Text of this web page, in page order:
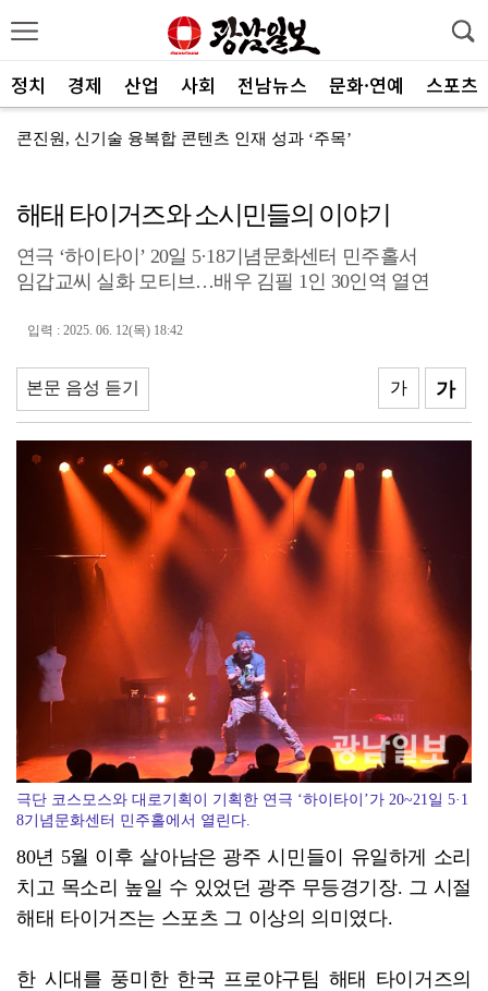
정치 경제 산업 사회 전남뉴스 문화·연예 스포츠
콘진원, 신기술 융복합 콘텐츠 인재 성과 ‘주목’
[속보]"2028년 중순까지 광주군공항 기능 타기지로 ...
광양제철소, 독거노인 지원금 4000만원 전달
여수세계섬박람회 성공 향해 자원봉사자 나선다
전남광주 관광 매력 사진에 담는다
전남광주특별시, 체류형 산림관광 키운다
중기부, 지방소멸 대응 유공자 찾는다
광산구자원봉사센터, 폭염 대응 통합자원지원단 활동
해태 타이거즈와 소시민들의 이야기
연극 ‘하이타이’ 20일 5·18기념문화센터 민주홀서
임갑교씨 실화 모티브…배우 김필 1인 30인역 열연
입력 : 2025. 06. 12(목) 18:42
본문 음성 듣기 가
가
극단 코스모스와 대로기획이 기획한 연극 ‘하이타이’가 20~21일 5·1
8기념문화센터 민주홀에서 열린다.
80년 5월 이후 살아남은 광주 시민들이 유일하게 소리
치고 목소리 높일 수 있었던 광주 무등경기장. 그 시절
해태 타이거즈는 스포츠 그 이상의 의미였다.
한 시대를 풍미한 한국 프로야구팀 해태 타이거즈의